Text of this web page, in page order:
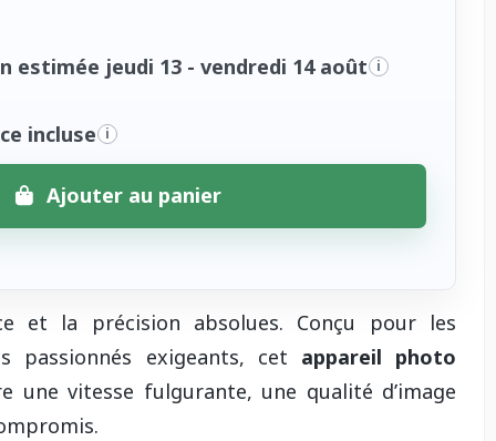
estimée jeudi 13 - vendredi 14 août i
incluse i
Ajouter au panier
et la précision absolues. Conçu pour les
passionnés exigeants, cet appareil photo
une vitesse fulgurante, une qualité d’image